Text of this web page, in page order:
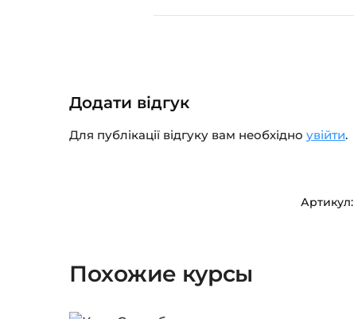
Додати відгук
Для публікації відгуку вам необхідноувійти.
Артикул:
Похожие курсы